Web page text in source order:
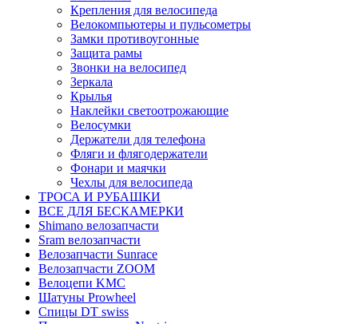
Крепления для велосипеда
Велокомпьютеры и пульсометры
Замки противоугонные
Защита рамы
Звонки на велосипед
Зеркала
Крылья
Наклейки светоотрожающие
Велосумки
Держатели для телефона
Фляги и флягодержатели
Фонари и маячки
Чехлы для велосипеда
ТРОСА И РУБАШКИ
ВСЕ ДЛЯ БЕСКАМЕРКИ
Shimano велозапчасти
Sram велозапчасти
Велозапчасти Sunrace
Велозапчасти ZOOM
Велоцепи KMC
Шатуны Prowheel
Спицы DT swiss